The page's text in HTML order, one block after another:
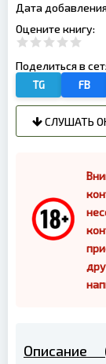
Дата
Оцените книгу:
Поделиться в
TG FB
СЛУШАТЬ
Описание